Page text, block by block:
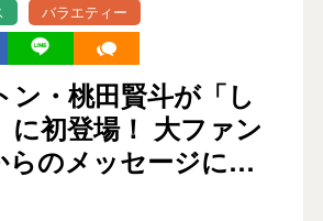
バラエティー
ン・桃田賢斗が「し
に初登場！ 大ファン
らのメッセージに…